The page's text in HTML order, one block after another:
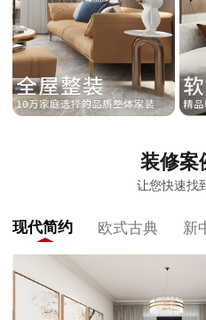
装修案
让您快速找
现代简约 欧式古典 新